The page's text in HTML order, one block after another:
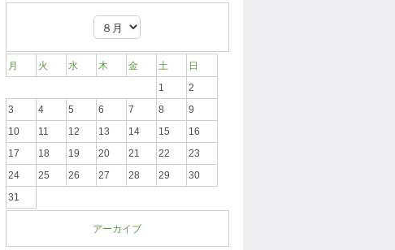
月 火 水 木 金 土
日
1
2
3
4 5 6 7 8
9
10
11 12 13 14 15
16
17
18 19 20 21 22
23
24
25 26 27 28 29
30
31
アーカイブ